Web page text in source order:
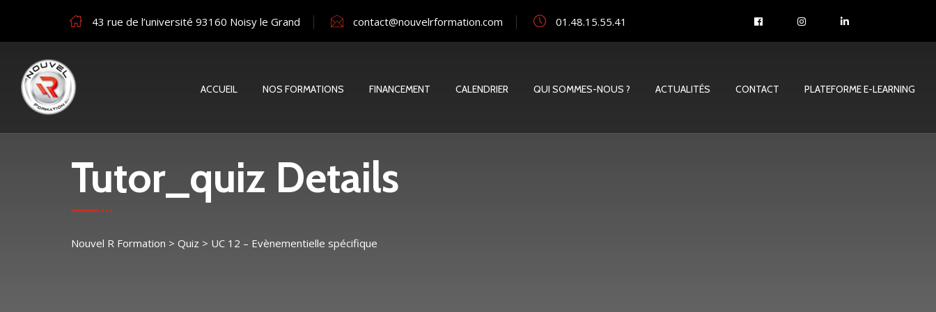
43 rue de l’université 93160 Noisy le Grand contact@nouvelrformation.com 01.48.15.55.41
ACCUEIL NOS FORMATIONS FINANCEMENT CALENDRIER QUI SOMMES-NOUS ? ACTUALITÉS CONTACT PLATEFORME E-LEARNING
Tutor_quiz Details
Nouvel R Formation > Quiz > UC 12 – Evènementielle spécifique